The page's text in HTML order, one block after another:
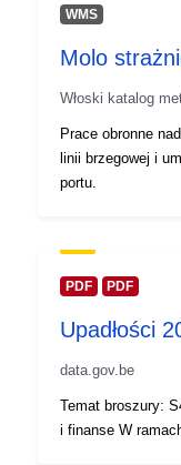
WMS
Molo
Włoski katalog
Prace obronne
linii brzegowej i
portu.
PDF PDF
Upadłości
data.gov.be
Temat broszury:
i finanse W